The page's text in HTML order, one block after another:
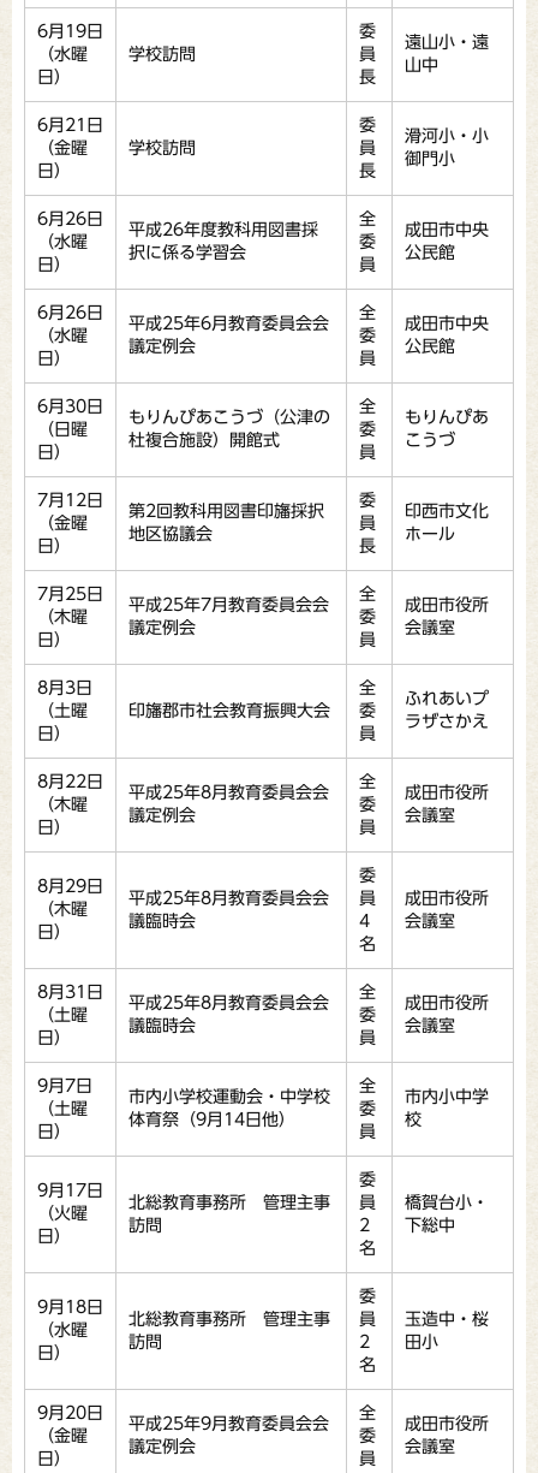
6月19日
（水曜
日）
学校訪問
委
員
長
遠山小・遠
山中
6月21日
（金曜
日）
学校訪問
委
員
長
滑河小・小
御門小
6月26日
（水曜
日）
平成26年度教科用図書採
択に係る学習会
全
委
員
成田市中央
公民館
6月26日
（水曜
日）
平成25年6月教育委員会会
議定例会
全
委
員
成田市中央
公民館
6月30日
（日曜
日）
もりんぴあこうづ（公津の
杜複合施設）開館式
全
委
員
もりんぴあ
こうづ
7月12日
（金曜
日）
第2回教科用図書印旛採択
地区協議会
委
員
長
印西市文化
ホール
7月25日
（木曜
日）
平成25年7月教育委員会会
議定例会
全
委
員
成田市役所
会議室
8月3日
（土曜
日）
印旛郡市社会教育振興大会
全
委
員
ふれあいプ
ラザさかえ
8月22日
（木曜
日）
平成25年8月教育委員会会
議定例会
全
委
員
成田市役所
会議室
8月29日
（木曜
日）
平成25年8月教育委員会会
議臨時会
委
員
4
名
成田市役所
会議室
8月31日
（土曜
日）
平成25年8月教育委員会会
議臨時会
全
委
員
成田市役所
会議室
9月7日
（土曜
日）
市内小学校運動会・中学校
体育祭（9月14日他）
全
委
員
市内小中学
校
9月17日
（火曜
日）
北総教育事務所 管理主事
訪問
委
員
2
名
橋賀台小・
下総中
9月18日
（水曜
日）
北総教育事務所 管理主事
訪問
委
員
2
名
玉造中・桜
田小
9月20日
（金曜
日）
平成25年9月教育委員会会
議定例会
全
委
員
成田市役所
会議室